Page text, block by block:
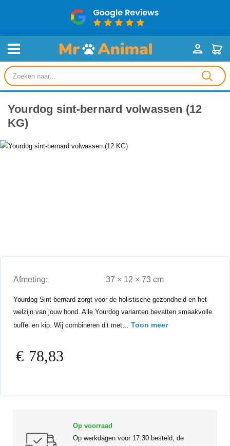
Producten
zoeken
Yourdog sint-bernard volwassen (12
KG)
Afmeting: 37 × 12 × 73 cm
Yourdog Sint-bernard zorgt voor de holistische gezondheid en het
welzijn van jouw hond. Alle Yourdog varianten bevatten smaakvolle
buffel en kip. Wij combineren dit met… Toon meer
€ 78,83
Op voorraad
Op werkdagen voor 17.30 besteld, de